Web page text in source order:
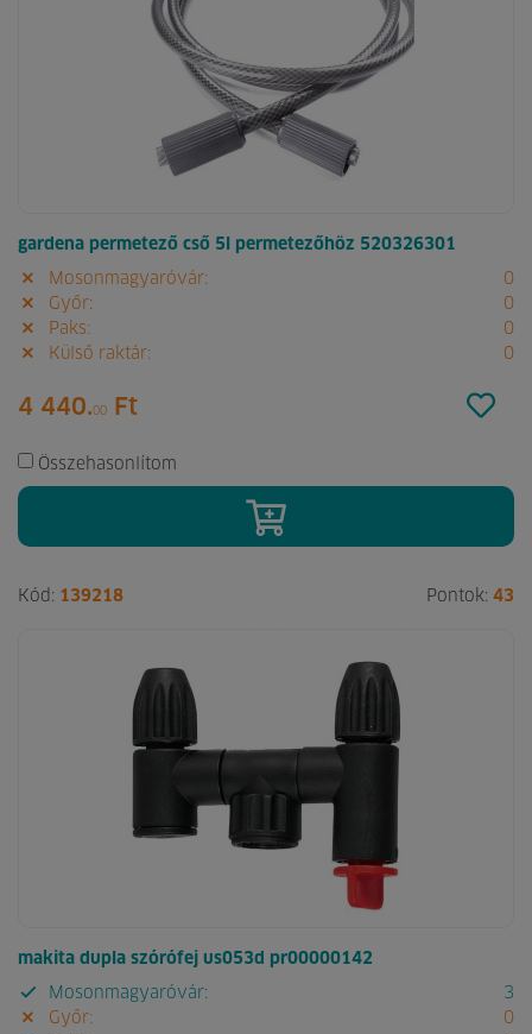
gardena permetező cső 5l permetezőhöz 520326301
Mosonmagyaróvár:
0
Győr:
0
Paks:
0
Külső raktár:
0
4 440.00 Ft
Összehasonlítom
Kód: 139218 Pontok: 43
makita dupla szórófej us053d pr00000142
Mosonmagyaróvár:
3
Győr:
0